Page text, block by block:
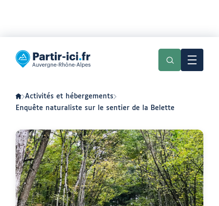
menu
contenu
Partir
ici
en
Auvergne-
Rhône-
Activités et hébergements
Enquête naturaliste sur le sentier de la Belette